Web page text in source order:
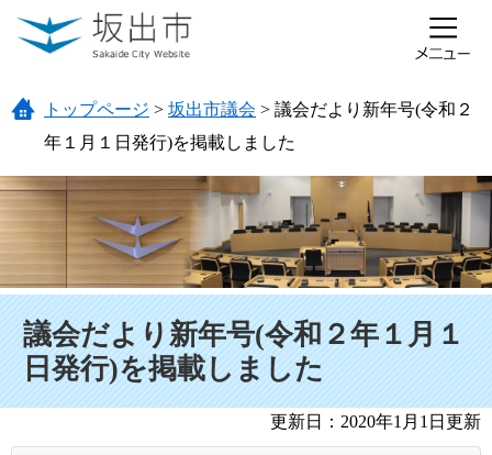
ページの先頭です。
メニューを飛ばして本文へ
トップページ > 坂出市議会 > 議会だより新年号(令和２
年１月１日発行)を掲載しました
議会だより新年号(令和２年１月１
日発行)を掲載しました
更新日：2020年1月1日更新